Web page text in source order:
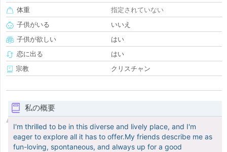
体重
指定されていない
子供がいる
いいえ
子供が欲しい
はい
恋に出る
はい
宗教
クリスチャン
私の概要
I'm thrilled to be in this diverse and lively place, and I'm
eager to explore all it has to offer.My friends describe me as
fun-loving, spontaneous, and always up for a good